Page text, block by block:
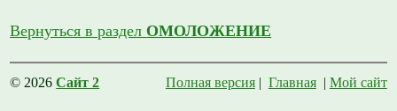
Вернуться в раздел ОМОЛОЖЕНИЕ
© 2026Сайт 2 Полная версия| Главная| Мой сайт